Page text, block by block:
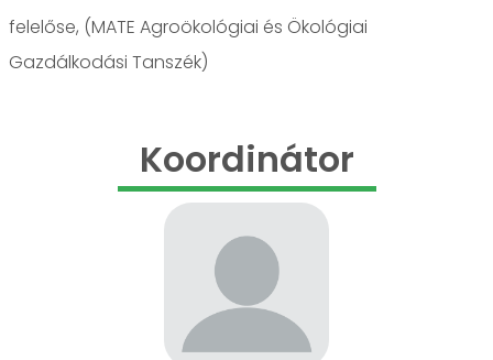
felelőse, (MATE Agroökológiai és Ökológiai
Gazdálkodási Tanszék)
Koordinátor